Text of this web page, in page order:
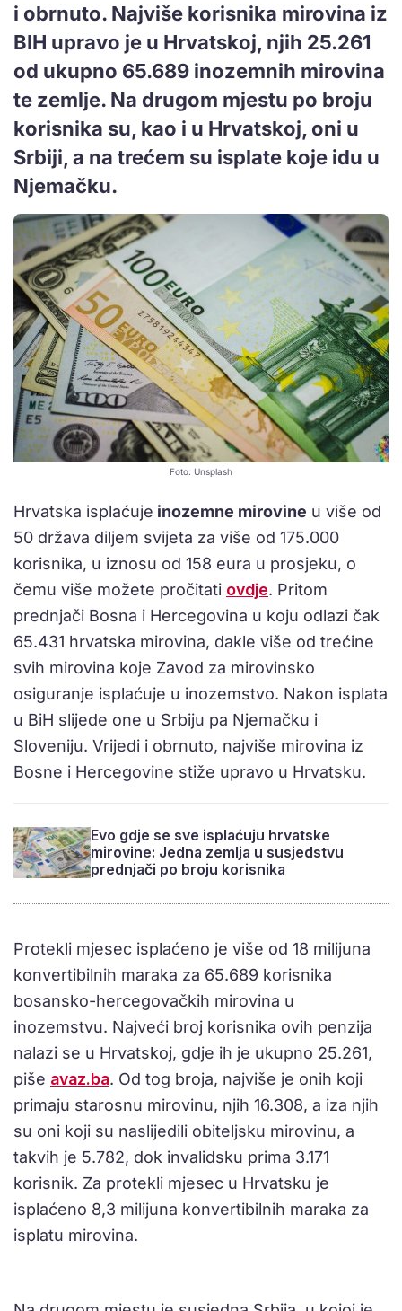
i obrnuto. Najviše korisnika mirovina iz
BIH upravo je u Hrvatskoj, njih 25.261
od ukupno 65.689 inozemnih mirovina
te zemlje. Na drugom mjestu po broju
korisnika su, kao i u Hrvatskoj, oni u
Srbiji, a na trećem su isplate koje idu u
Njemačku.
Foto: Unsplash
Hrvatska isplaćuje inozemne mirovine u više od
50 država diljem svijeta za više od 175.000
korisnika, u iznosu od 158 eura u prosjeku, o
čemu više možete pročitati ovdje. Pritom
prednjači Bosna i Hercegovina u koju odlazi čak
65.431 hrvatska mirovina, dakle više od trećine
svih mirovina koje Zavod za mirovinsko
osiguranje isplaćuje u inozemstvo. Nakon isplata
u BiH slijede one u Srbiju pa Njemačku i
Sloveniju. Vrijedi i obrnuto, najviše mirovina iz
Bosne i Hercegovine stiže upravo u Hrvatsku.
Evo gdje se sve isplaćuju hrvatske
mirovine: Jedna zemlja u susjedstvu
prednjači po broju korisnika
Protekli mjesec isplaćeno je više od 18 milijuna
konvertibilnih maraka za 65.689 korisnika
bosansko-hercegovačkih mirovina u
inozemstvu. Najveći broj korisnika ovih penzija
nalazi se u Hrvatskoj, gdje ih je ukupno 25.261,
piše avaz.ba. Od tog broja, najviše je onih koji
primaju starosnu mirovinu, njih 16.308, a iza njih
su oni koji su naslijedili obiteljsku mirovinu, a
takvih je 5.782, dok invalidsku prima 3.171
korisnik. Za protekli mjesec u Hrvatsku je
isplaćeno 8,3 milijuna konvertibilnih maraka za
isplatu mirovina.